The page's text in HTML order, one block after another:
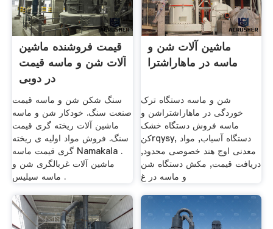
قیمت فروشنده ماشین
آلات شن و ماسه قیمت
در دوبی
سنگ شکن شن و ماسه قیمت
صنعت سنگ. خودکار شن و ماسه
ماشین آلات ریخته گری قیمت
سنگ. فروش مواد اولیه ی ریخته
گری قیمت ماسه Namakala .
ماشین آلات غربالگری شن و
ماسه سیلیس .
ماشین آلات شن و
ماسه در ماهاراشترا
شن و ماسه دستگاه ترک
خوردگی در ماهاراشتراشن و
ماسه فروش دستگاه خشک
کنrqysy, دستگاه آسیاب, مواد
معدنی اوج هند خصوصی محدود,
دریافت قیمت, مکش دستگاه شن
و ماسه در غ